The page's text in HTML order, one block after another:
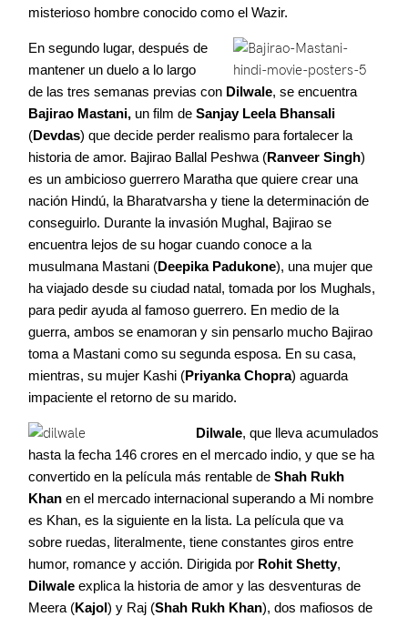
misterioso hombre conocido como el Wazir.
En segundo lugar, después de
mantener un duelo a lo largo
de las tres semanas previas con Dilwale, se encuentra
Bajirao Mastani, un film de Sanjay Leela Bhansali
(Devdas) que decide perder realismo para fortalecer la
historia de amor. Bajirao Ballal Peshwa (Ranveer Singh)
es un ambicioso guerrero Maratha que quiere crear una
nación Hindú, la Bharatvarsha y tiene la determinación de
conseguirlo. Durante la invasión Mughal, Bajirao se
encuentra lejos de su hogar cuando conoce a la
musulmana Mastani (Deepika Padukone), una mujer que
ha viajado desde su ciudad natal, tomada por los Mughals,
para pedir ayuda al famoso guerrero. En medio de la
guerra, ambos se enamoran y sin pensarlo mucho Bajirao
toma a Mastani como su segunda esposa. En su casa,
mientras, su mujer Kashi (Priyanka Chopra) aguarda
impaciente el retorno de su marido.
Dilwale, que lleva acumulados
hasta la fecha 146 crores en el mercado indio, y que se ha
convertido en la película más rentable de Shah Rukh
Khan en el mercado internacional superando a Mi nombre
es Khan, es la siguiente en la lista. La película que va
sobre ruedas, literalmente, tiene constantes giros entre
humor, romance y acción. Dirigida por Rohit Shetty,
Dilwale explica la historia de amor y las desventuras de
Meera (Kajol) y Raj (Shah Rukh Khan), dos mafiosos de